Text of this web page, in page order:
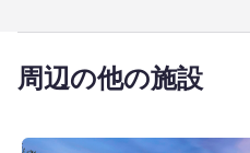
周辺の他の施設